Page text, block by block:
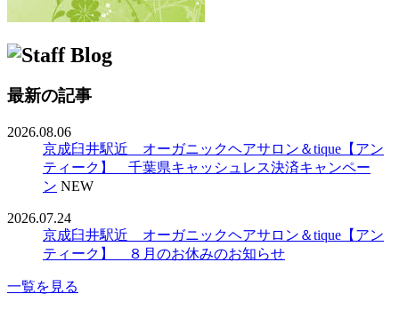
最新の記事
2026.08.06
京成臼井駅近 オーガニックヘアサロン＆tique【アン
ティーク】 千葉県キャッシュレス決済キャンペー
ン NEW
2026.07.24
京成臼井駅近 オーガニックヘアサロン＆tique【アン
ティーク】 ８月のお休みのお知らせ
一覧を見る